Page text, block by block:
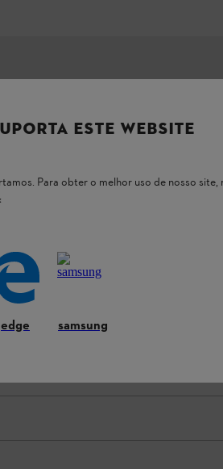
equipamento no produto podem - com
ESTE WEBSITE
Para obter o melhor uso de nosso site,
edge samsung